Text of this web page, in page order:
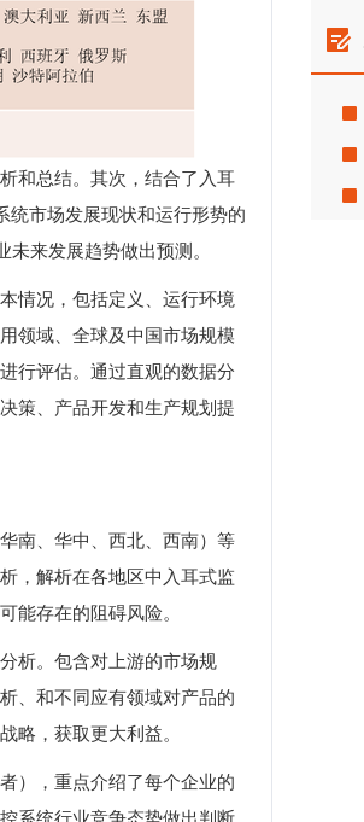
和总结。其次，结合了入耳
统市场发展现状和运行形势的
来发展趋势做出预测。
情况，包括定义、运行环境
领域、全球及中国市场规模
行评估。通过直观的数据分
策、产品开发和生产规划提
南、华中、西北、西南）等
，解析在各地区中入耳式监
能存在的阻碍风险。
析。包含对上游的市场规
、和不同应有领域对产品的
略，获取更大利益。
），重点介绍了每个企业的